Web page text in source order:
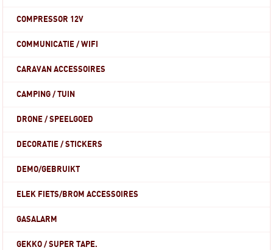
COMPRESSOR 12V
COMMUNICATIE / WIFI
CARAVAN ACCESSOIRES
CAMPING / TUIN
DRONE / SPEELGOED
DECORATIE / STICKERS
DEMO/GEBRUIKT
ELEK FIETS/BROM ACCESSOIRES
GASALARM
GEKKO / SUPER TAPE.